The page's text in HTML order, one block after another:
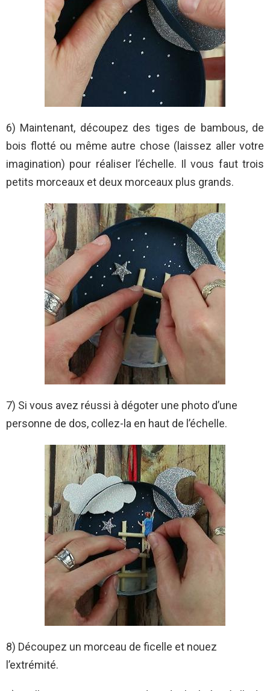
6) Maintenant, découpez des tiges de bambous, de
bois flotté ou même autre chose (laissez aller votre
imagination) pour réaliser l’échelle. Il vous faut trois
petits morceaux et deux morceaux plus grands.
7) Si vous avez réussi à dégoter une photo d’une
personne de dos, collez-la en haut de l’échelle.
8) Découpez un morceau de ficelle et nouez
l’extrémité.